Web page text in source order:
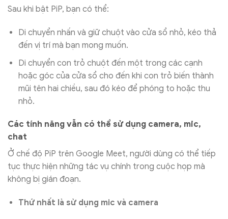
Sau khi bật PiP, bạn có thể:
Di chuyển nhấn và giữ chuột vào cửa sổ nhỏ, kéo thả
đến vị trí mà bạn mong muốn.
Di chuyển con trỏ chuột đến một trong các cạnh
hoặc góc của cửa sổ cho đến khi con trỏ biến thành
mũi tên hai chiều, sau đó kéo để phóng to hoặc thu
nhỏ.
Các tính năng vẫn có thể sử dụng camera, mic,
chat
Ở chế độ PiP trên Google Meet, người dùng có thể tiếp
tục thực hiện những tác vụ chính trong cuộc họp mà
không bị gián đoạn.
Thứ nhất là sử dụng mic và camera